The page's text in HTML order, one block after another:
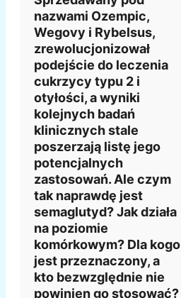
nazwami Ozempic,
Wegovy i Rybelsus,
zrewolucjonizował
podejście do leczenia
cukrzycy typu 2 i
otyłości, a wyniki
kolejnych badań
klinicznych stale
poszerzają listę jego
potencjalnych
zastosowań. Ale czym
tak naprawdę jest
semaglutyd? Jak działa
na poziomie
komórkowym? Dla kogo
jest przeznaczony, a
kto bezwzględnie nie
powinien go stosować?